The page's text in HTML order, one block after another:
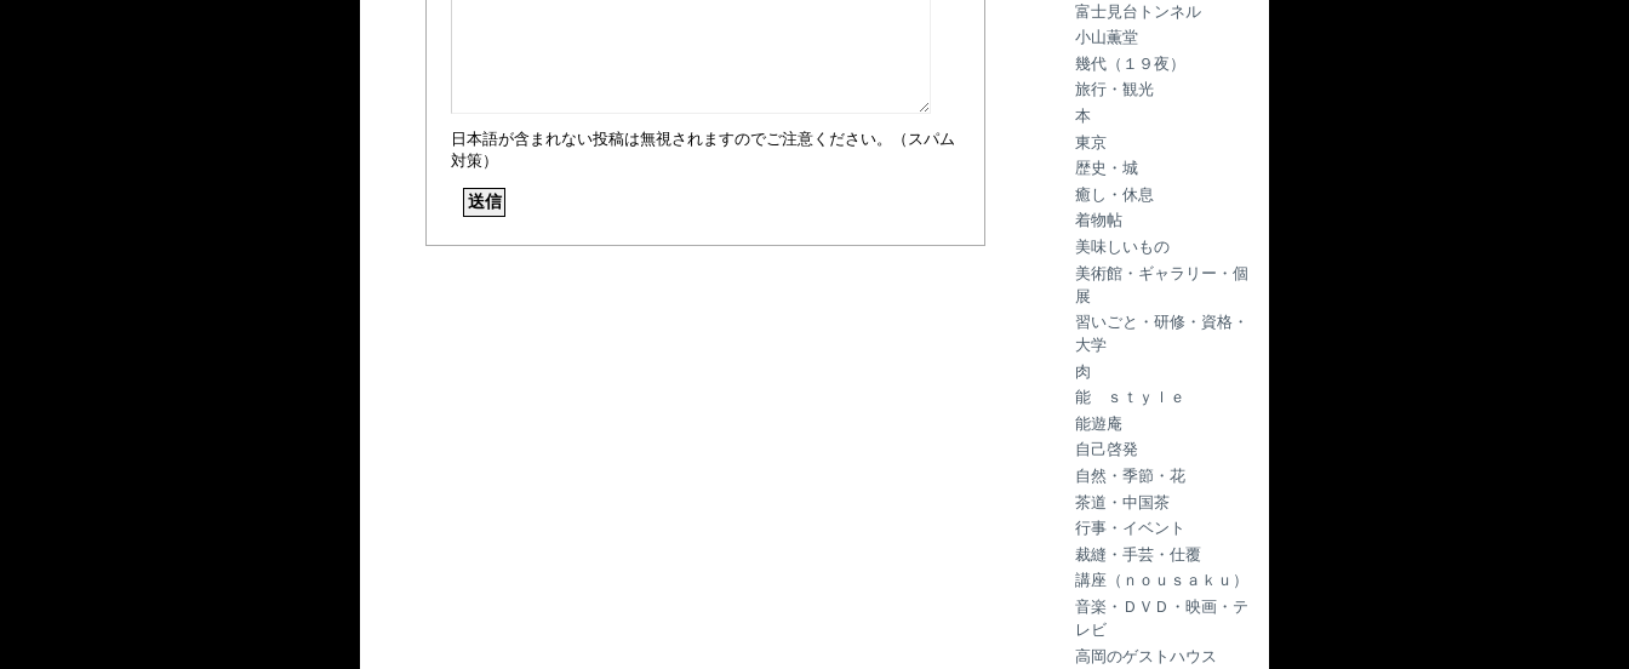
日本語が含まれない投稿は無視されますのでご注意ください。（スパム
対策）
富士見台トンネル
小山薫堂
幾代（１９夜）
旅行・観光
本
東京
歴史・城
癒し・休息
着物帖
美味しいもの
美術館・ギャラリー・個
展
習いごと・研修・資格・
大学
肉
能 ｓｔｙｌｅ
能遊庵
自己啓発
自然・季節・花
茶道・中国茶
行事・イベント
裁縫・手芸・仕覆
講座（ｎｏｕｓａｋｕ）
音楽・ＤＶＤ・映画・テ
レビ
高岡のゲストハウス